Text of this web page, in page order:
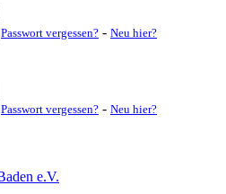
Passwort vergessen? - Neu hier?
Passwort vergessen? - Neu hier?